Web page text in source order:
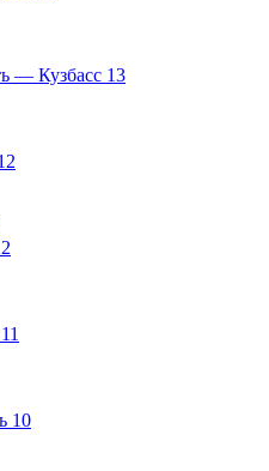
— Кузбасс 13
11
10